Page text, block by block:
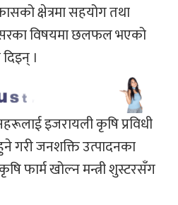
क्षेत्रमा सहयोग तथा
विषयमा छलफल भएको
।
इजरायली कृषि प्रविधी
गरी जनशक्ति उत्पादनका
फार्म खोल्न मन्त्री शुस्टरसँग